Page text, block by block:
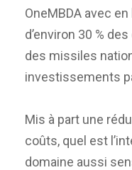
OneMBDA avec
d’environ 30 %
des missiles
investissements
Mis à part une
coûts, quel est
domaine aussi